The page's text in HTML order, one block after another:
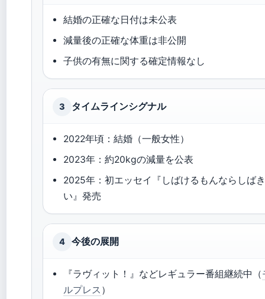
結婚の正確な日付は未公表
減量後の正確な体重は非公開
子供の有無に関する確定情報なし
3 タイムラインシグナル
2022年頃：結婚（一般女性）
2023年：約20kgの減量を公表
2025年：初エッセイ『しばけるもんならしば
い』発売
4 今後の展開
『ラヴィット！』などレギュラー番組継続中（
ルプレス ）